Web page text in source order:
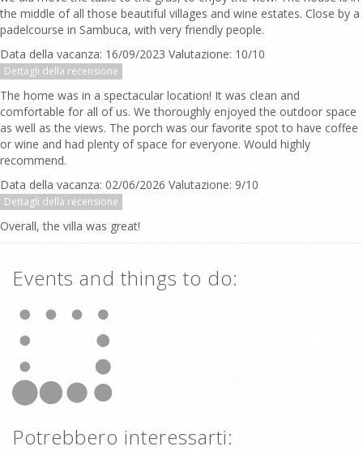
the middle of all those beautiful villages and wine estates. Close by a
padelcourse in Sambuca, with very friendly people.
Data della vacanza: 16/09/2023 Valutazione: 10/10
Dettagli della recensione
The home was in a spectacular location! It was clean and
comfortable for all of us. We thoroughly enjoyed the outdoor space
as well as the views. The porch was our favorite spot to have coffee
or wine and had plenty of space for everyone. Would highly
recommend.
Data della vacanza: 02/06/2026 Valutazione: 9/10
Dettagli della recensione
Overall, the villa was great!
Events and things to do:
Potrebbero interessarti: